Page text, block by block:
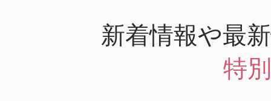
新着情報や最
特